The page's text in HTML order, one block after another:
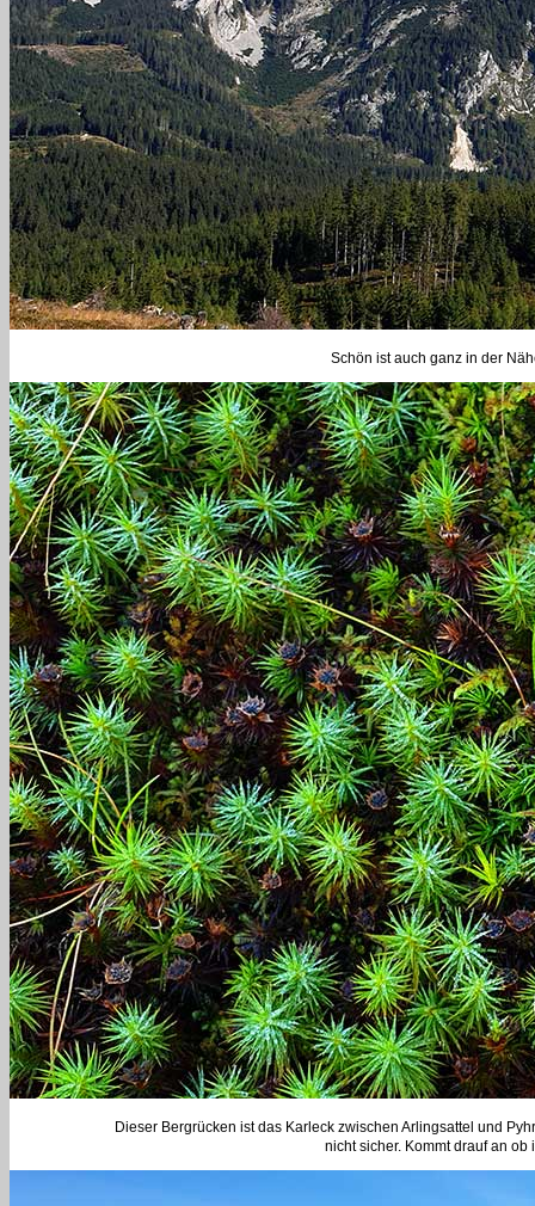
Schön ist auch ganz in der
Dieser Bergrücken ist das Karleck zwischen Arlingsattel und
nicht sicher. Kommt drauf an